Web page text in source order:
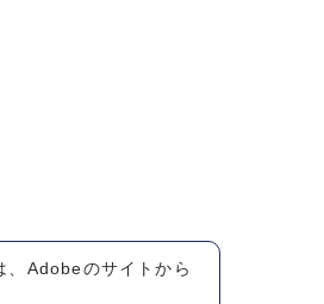
、Adobeのサイトから